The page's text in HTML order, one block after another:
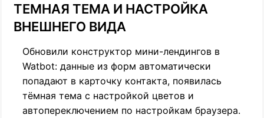
ТЕМНАЯ ТЕМА И НАСТРОЙКА
ВНЕШНЕГО ВИДА
Обновили конструктор мини-лендингов в
Watbot: данные из форм автоматически
попадают в карточку контакта, появилась
тёмная тема с настройкой цветов и
автопереключением по настройкам браузера.